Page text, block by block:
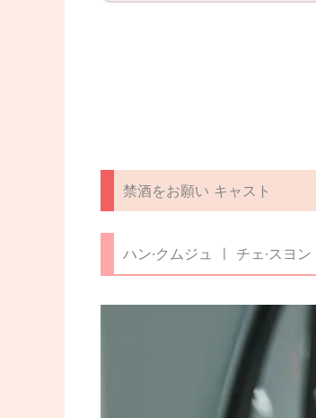
禁酒をお願い キャスト
ハン·クムジュ ㅣ チェ·スヨン